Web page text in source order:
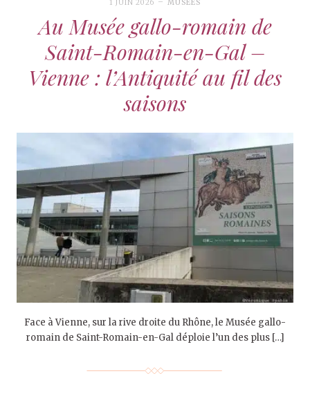
1 JUIN 2026 MUSÉES
Au Musée gallo-romain de
Saint-Romain-en-Gal –
Vienne : l’Antiquité au fil des
saisons
Face à Vienne, sur la rive droite du Rhône, le Musée gallo-
romain de Saint-Romain-en-Gal déploie l’un des plus […]